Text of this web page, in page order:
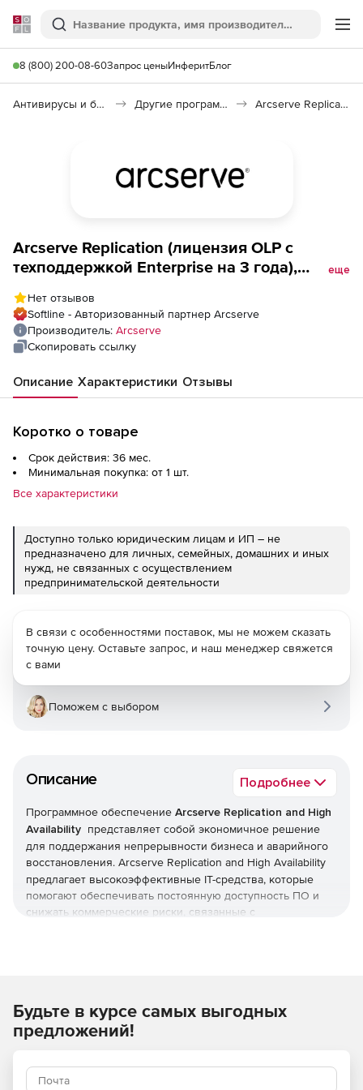
Softline
Поиск
8 (800) 200-08-60Запрос ценыИнферитБлог
Антивирусы и безопасность Другие программы Arcserve Replication and High Availability 18.0
Arcserve Replication (лицензия OLP с
техподдержкой Enterprise на 3 года),
еще
Нет отзывов
Softline - Авторизованный партнер Arcserve
Производитель: Arcserve
Скопировать ссылку
Описание Характеристики Отзывы
Коротко о товаре
Срок действия: 36 мес.
Минимальная покупка: от 1 шт.
Все характеристики
Доступно только юридическим лицам и ИП – не
предназначено для личных, семейных, домашних и иных
нужд, не связанных с осуществлением
предпринимательской деятельности
Описание Подробнее
Программное обеспечение Arcserve Replication and High
Availability представляет собой экономичное решение
для поддержания непрерывности бизнеса и аварийного
восстановления. Arcserve Replication and High Availability
предлагает высокоэффективные IT-средства, которые
помогают обеспечивать постоянную доступность ПО и
снижать коммерческие риски, связанные с
собственной разработки компании. Arcserve Replication
and High Availability защищает серверы, данные и
приложения Windows, Linux и UNIX в физических и
может устанавливаться автономно, в локальных сетях и
В связи с особенностями поставок, мы не можем сказать
точную цену. Оставьте запрос, и наш менеджер свяжется
с вами
Поможем с выбором
Будьте в курсе самых выгодных
предложений!